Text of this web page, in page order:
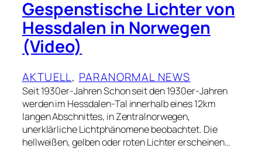
Gespenstische Lichter von
Hessdalen in Norwegen
(Video)
AKTUELL, PARANORMAL NEWS
Seit 1930er-Jahren Schon seit den 1930er-Jahren
werden im Hessdalen-Tal innerhalb eines 12km
langen Abschnittes, in Zentralnorwegen,
unerklärliche Lichtphänomene beobachtet. Die
hellweißen, gelben oder roten Lichter erscheinen…